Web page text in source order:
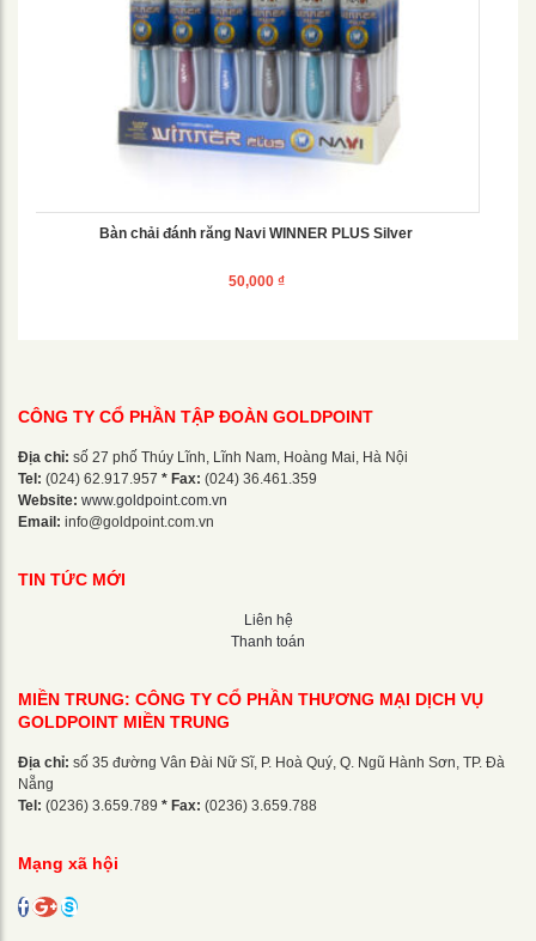
Bàn chải đánh răng Navi WINNER PLUS Silver
50,000 ₫
CÔNG TY CỔ PHẦN TẬP ĐOÀN GOLDPOINT
Địa chỉ: số 27 phố Thúy Lĩnh, Lĩnh Nam, Hoàng Mai, Hà Nội
Tel: (024) 62.917.957 * Fax: (024) 36.461.359
Website: www.goldpoint.com.vn
Email: info@goldpoint.com.vn
TIN TỨC MỚI
Liên hệ
Thanh toán
MIỀN TRUNG: CÔNG TY CỔ PHẦN THƯƠNG MẠI DỊCH VỤ
GOLDPOINT MIỀN TRUNG
Địa chỉ: số 35 đường Vân Đài Nữ Sĩ, P. Hoà Quý, Q. Ngũ Hành Sơn, TP. Đà
Nẵng
Tel: (0236) 3.659.789 * Fax: (0236) 3.659.788
Mạng xã hội